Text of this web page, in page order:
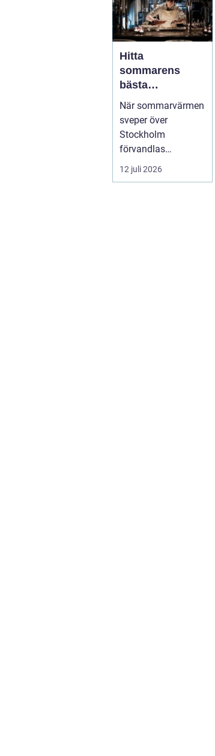
Hitta
sommarens
bästa
upplevelser på
en lyxig
uteservering på
Östermalm
När sommarvärmen
sveper över
Stockholm
förvandlas
stadsdelen till en av
stadens ...
12 juli 2026